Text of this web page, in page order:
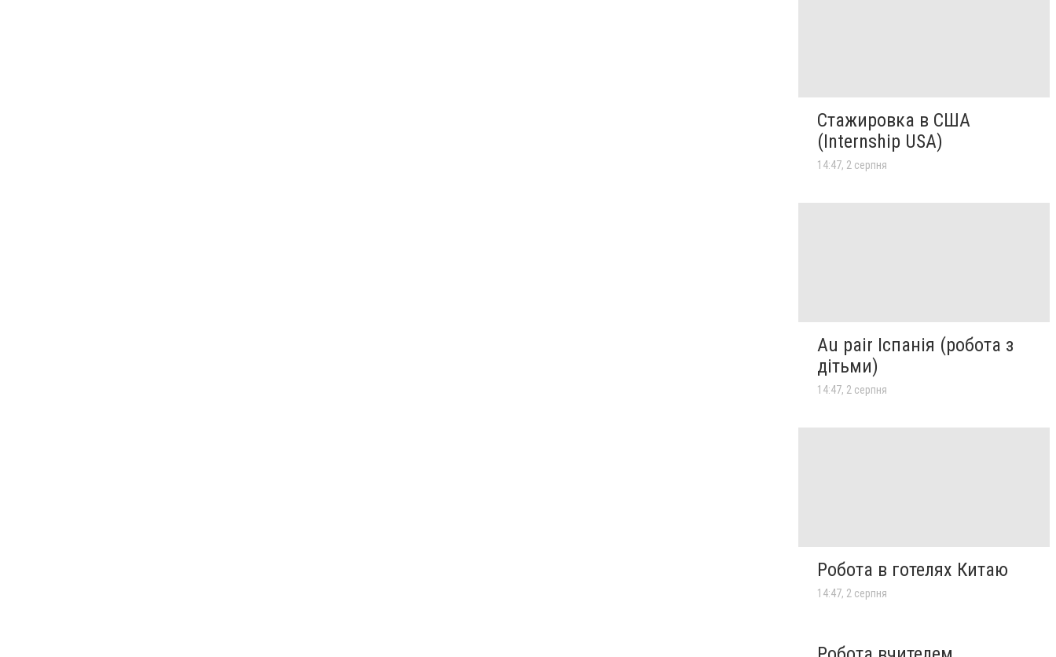
Стажировка в США
(Internship USA)
14:47, 2 серпня
Au pair Іспанія (робота з
дітьми)
14:47, 2 серпня
Робота в готелях Китаю
14:47, 2 серпня